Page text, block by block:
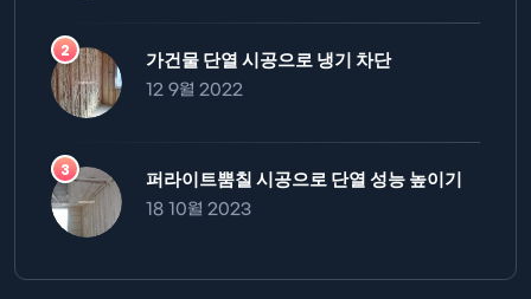
가건물 단열 시공으로 냉기 차단
12 9월 2022
퍼라이트뿜칠 시공으로 단열 성능 높이기
18 10월 2023